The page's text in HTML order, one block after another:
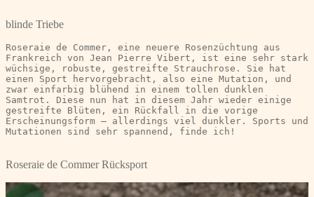
blinde Triebe
Roseraie de Commer, eine neuere Rosenzüchtung aus
Frankreich von Jean Pierre Vibert, ist eine sehr stark
wüchsige, robuste, gestreifte Strauchrose. Sie hat
einen Sport hervorgebracht, also eine Mutation, und
zwar einfarbig blühend in einem tollen dunklen
Samtrot. Diese nun hat in diesem Jahr wieder einige
gestreifte Blüten, ein Rückfall in die vorige
Erscheinungsform – allerdings viel dunkler. Sports und
Mutationen sind sehr spannend, finde ich!
Roseraie de Commer Rücksport